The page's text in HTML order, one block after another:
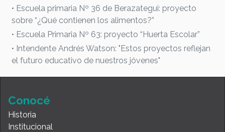
• Escuela primaria Nº 36 de Berazategui: proyecto
sobre “¿Qué contienen los alimentos?”
• Escuela Primaria Nº 63: proyecto “Huerta Escolar”
• Intendente Andrés Watson: "Estos proyectos reflejan
el futuro educativo de nuestros jóvenes"
Conocé
Historia
Institucional